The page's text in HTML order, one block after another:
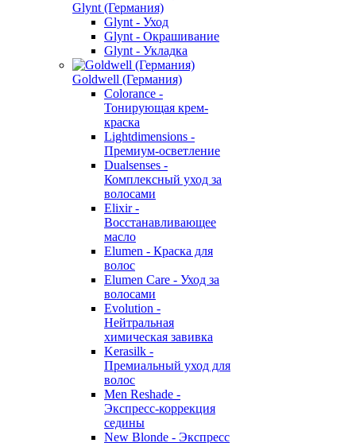
Glynt (Германия)
Glynt - Уход
Glynt - Окрашивание
Glynt - Укладка
Goldwell (Германия)
Colorance -
Тонирующая крем-
краска
Lightdimensions -
Премиум-осветление
Dualsenses -
Комплексный уход за
волосами
Elixir -
Восстанавливающее
масло
Elumen - Краска для
волос
Elumen Care - Уход за
волосами
Evolution -
Нейтральная
химическая завивка
Kerasilk -
Премиальный уход для
волос
Men Reshade -
Экспресс-коррекция
седины
New Blonde - Экспресс